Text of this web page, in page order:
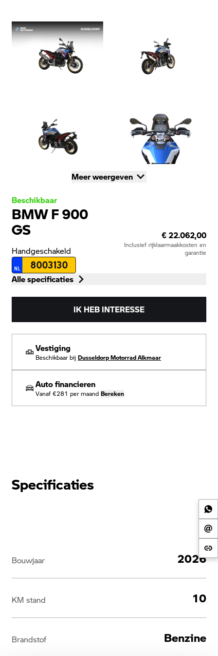
Meer weergeven
Beschikbaar
BMW F 900
GS
Handgeschakeld
€ 22.062,00
Inclusief rijklaarmaakkosten en
garantie
NL 8003130
Alle specificaties
IK HEB INTERESSE
Vestiging
Beschikbaar bij Dusseldorp Motorrad Alkmaar
Auto financieren
Vanaf €281 per maand Bereken
Specificaties
2026
Bouwjaar
10
KM stand
Benzine
Brandstof